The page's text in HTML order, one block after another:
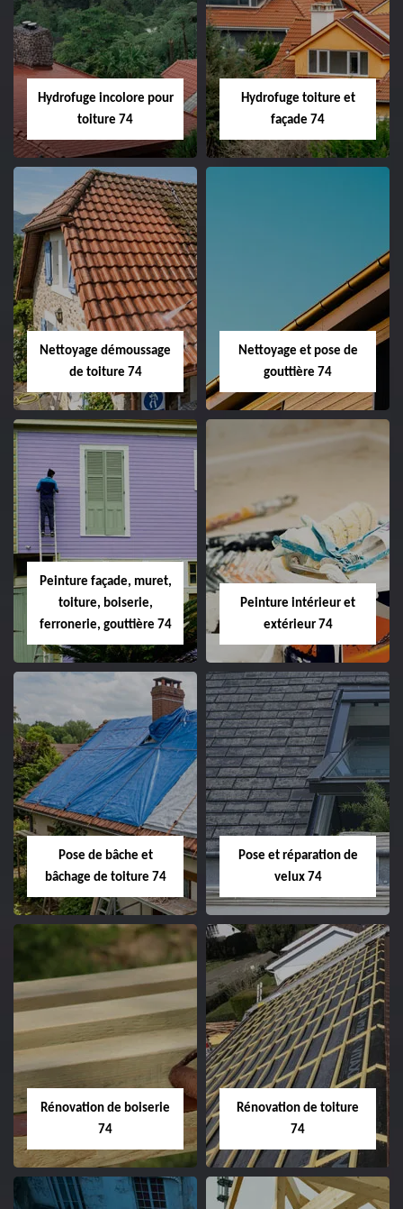
Hydrofuge incolore pour
toiture 74
Hydrofuge toiture et
façade 74
Nettoyage démoussage
de toiture 74
Nettoyage et pose de
gouttière 74
Peinture façade, muret,
toiture, boiserie,
ferronerie, gouttière 74
Peinture intérieur et
extérieur 74
Pose de bâche et
bâchage de toiture 74
Pose et réparation de
velux 74
Rénovation de boiserie
74
Rénovation de toiture
74